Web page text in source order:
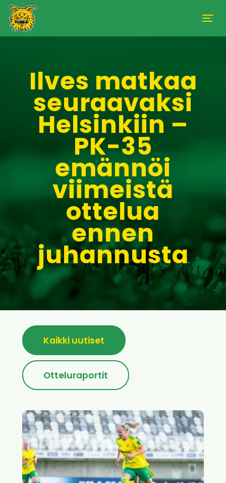
Ilves matkaa
seuraavaksi
Helsinkiin –
PK-35
emännöi
viimeistä
ottelua
ennen
juhannusta
Kaikki uutiset
Otteluraportit